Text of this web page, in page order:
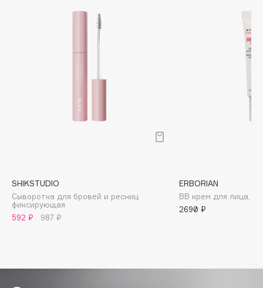
Boadicea The Victorious
Bvlgari
by TERRY
SHIKSTUDIO
Сыворотка для бровей и ресниц
фиксирующая
592 ₽
987 ₽
ERBORIAN
BB крем для лица,
2690 ₽